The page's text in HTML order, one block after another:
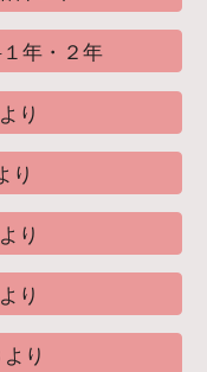
年・２年
り
り
り
り
り